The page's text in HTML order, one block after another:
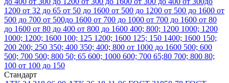
1200 от 32 до 65 от 50 до 1600 от 500 до 1200 от 500 до 1600 от
500 до 700 от 500до 1600 от 700 до 1000 от 700 до 1600 от 80
до 1600 от 80 до 400 от 800 до 1600 400; 800; 1200 1000; 1200
1000; 1200; 1600 100; 125 1200; 1600 125; 150 1400; 1600 150;
200 200; 250 350; 400 350; 400; 800 от 1000 до 1600 500; 600
500; 700 500; 800 50; 65 600; 1000 600; 700 65;80 700; 800 80;
100 от 100 до 150
Стандарт